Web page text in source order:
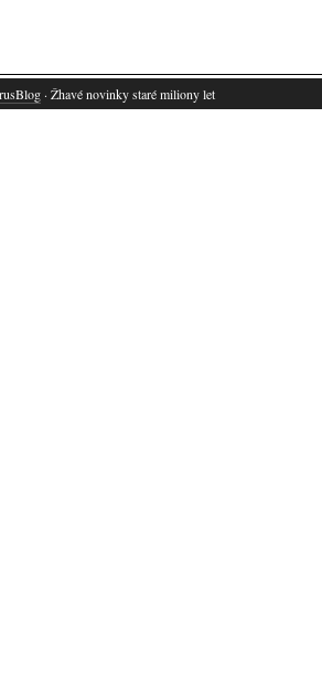
· Žhavé novinky staré miliony let